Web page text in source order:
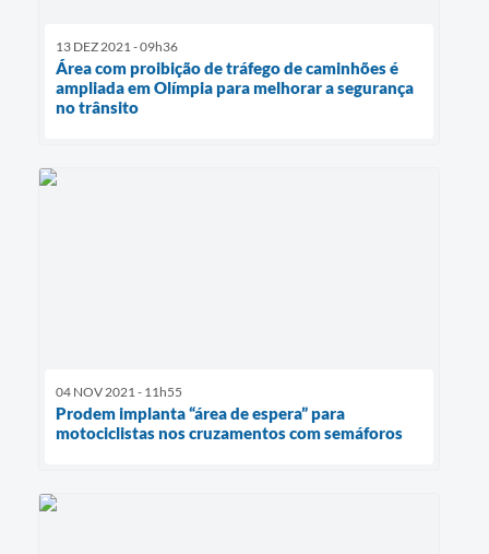
13 DEZ 2021 - 09h36
Área com proibição de tráfego de caminhões é
ampliada em Olímpia para melhorar a segurança
no trânsito
04 NOV 2021 - 11h55
Prodem implanta “área de espera” para
motociclistas nos cruzamentos com semáforos